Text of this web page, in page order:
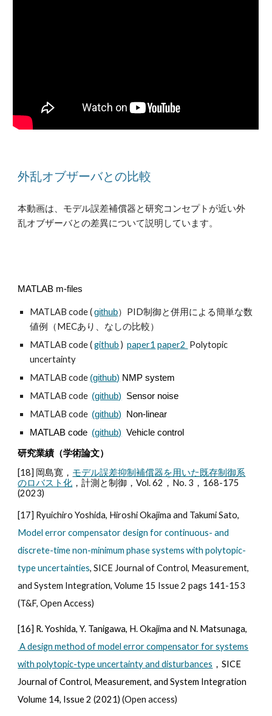
外乱オブザーバとの比較
本動画は、モデル誤差補償器と研究コンセプトが近い外
乱オブザーバとの差異について説明しています。
MATLAB m-files
MATLAB code (github）PID制御と併用による簡単な数
値例（MECあり、なしの比較）
MATLAB code (github )paper1 paper2 Polytopic
uncertainty
MATLAB code (github) NMP system
MATLAB code (github) Sensor noise
MATLAB code (github) Non-linear
MATLAB code (github) Vehicle control
研究業績（学術論文）
[18] 岡島寛， モデル誤差抑制補償器を用いた既存制御系
のロバスト化 ，計測と制御，Vol. 62，No. 3，168-175
(2023)
[17] Ryuichiro Yoshida, Hiroshi Okajima and Takumi Sato,
Model error compensator design for continuous- and
discrete-time non-minimum phase systems with polytopic-
type uncertainties, SICE Journal of Control, Measurement,
and System Integration,Volume 15 Issue 2 pags 141-153
(T&F, Open Access)
[16] R. Yoshida, Y. Tanigawa, H. Okajima and N. Matsunaga,
A design method of model error compensator for systems
with polytopic-type uncertainty and disturbances ，SICE
Journal of Control, Measurement, and System Integration
Volume 14, Issue 2 (2021)(Open access)